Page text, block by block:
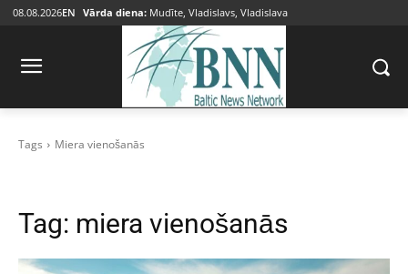
08.08.2026EN Vārda diena: Mudīte, Vladislavs, Vladislava
Tags Miera vienošanās
Tag: miera vienošanās